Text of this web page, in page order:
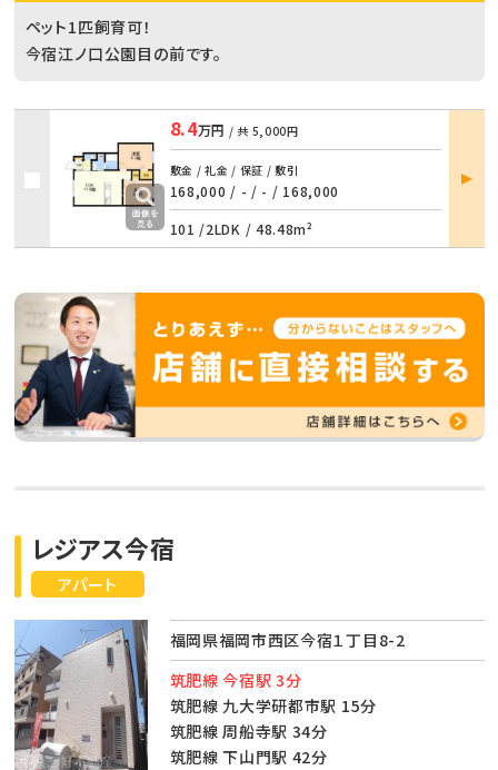
ペット1匹飼育可！
今宿江ノ口公園目の前です。
8.4万円 / 共 5,000円
敷金 / 礼金 / 保証 / 敷引
168,000 / - / - / 168,000
101 /2LDK / 48.48m²
部屋
詳細
アパート
レジアス今宿
福岡県福岡市西区今宿１丁目8-2
筑肥線 今宿駅 3分
筑肥線 九大学研都市駅 15分
筑肥線 周船寺駅 34分
筑肥線 下山門駅 42分